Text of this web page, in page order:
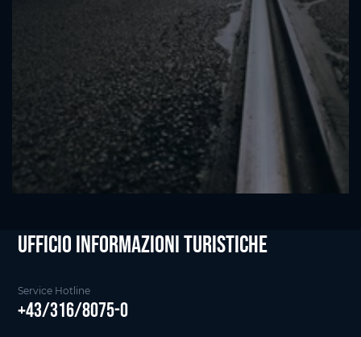
Ufficio informazioni Turistiche
Service Hotline
+43/316/8075-0